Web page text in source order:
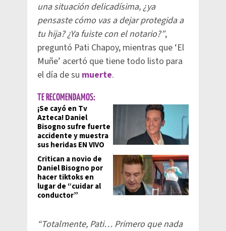
una situación delicadísima, ¿ya
pensaste cómo vas a dejar protegida a
tu hija? ¿Ya fuiste con el notario?”,
preguntó Pati Chapoy, mientras que ‘El
Muñe’ acertó que tiene todo listo para
el día de su muerte.
TE RECOMENDAMOS:
¡Se cayó en Tv
Azteca! Daniel
Bisogno sufre fuerte
accidente y muestra
sus heridas EN VIVO
Critican a novio de
Daniel Bisogno por
hacer tiktoks en
lugar de “cuidar al
conductor”
“Totalmente, Pati… Primero que nada